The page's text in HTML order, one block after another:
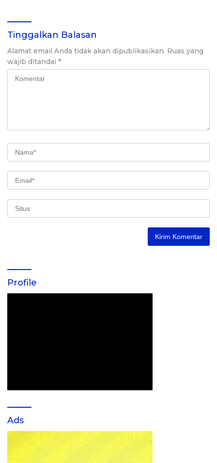
Indonesia Emas 2045
Tinggalkan Balasan
Alamat email Anda tidak akan dipublikasikan. Ruas yang
wajib ditandai *
Profile
Ads